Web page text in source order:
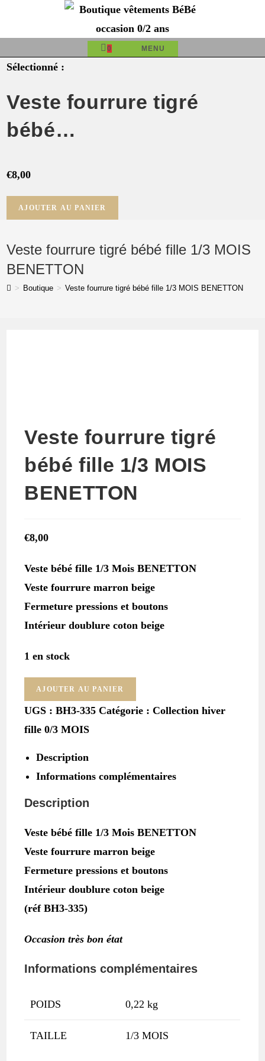
content
0 MENU
Sélectionné :
Veste fourrure tigré
bébé…
€8,00
quantité
de
fourrure
tigré
bébé
fille
AJOUTER AU PANIER
Veste fourrure tigré bébé fille 1/3 MOIS
BENETTON
> Boutique > Veste fourrure tigré bébé fille 1/3 MOIS BENETTON
Veste fourrure tigré
bébé fille 1/3 MOIS
BENETTON
€8,00
Veste bébé fille 1/3 Mois BENETTON
Veste fourrure marron beige
Fermeture pressions et boutons
Intérieur doublure coton beige
1 en stock
quantité
de
Veste
fourrure
bébé
fille
MOIS
AJOUTER AU PANIER
UGS :BH3-335 Catégorie :Collection hiver
fille 0/3 MOIS
Description
Informations complémentaires
Description
Veste bébé fille 1/3 Mois BENETTON
Veste fourrure marron beige
Fermeture pressions et boutons
Intérieur doublure coton beige
(réf BH3-335)
Occasion très bon état
Informations complémentaires
POIDS 0,22 kg
TAILLE 1/3 MOIS